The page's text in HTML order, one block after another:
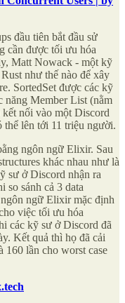
đầu tiên bắt đầu sử
cần được tối ưu hóa
Matt Nowack - một kỹ
như thế nào để xây
SortedSet được các kỹ
năng Member List (nằm
nối vào một Discord
lên tới 11 triệu người.
ngôn ngữ Elixir. Sau
khác nhau như là
sư ở Discord nhận ra
so sánh cả 3 data
ngữ Elixir mặc định
việc tối ưu hóa
các kỹ sư ở Discord đã
Kết quả thì họ đã cải
160 lần cho worst case